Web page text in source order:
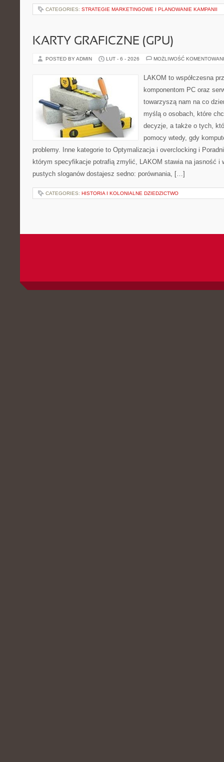
CATEGORIES: STRATEGIE MARKETINGOWE I PLANOWANIE KAMPANII
KARTY GRAFICZNE (GPU)
POSTED BY ADMIN LUT - 6 - 2026 MOŻLIWOŚĆ
LAKOM to współczesna
komponentom PC oraz
towarzyszą nam na co
myślą o osobach, które
decyzje, a także o tych,
pomocy wtedy, gdy
problemy. Inne kategorie to Optymalizacja i overclocking i
którym specyfikacje potrafią zmylić, LAKOM stawia na jasność i
pustych sloganów dostajesz sedno: porównania, […]
CATEGORIES: HISTORIA I KOLONIALNE DZIEDZICTWO